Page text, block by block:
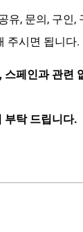
유, 문의, 구인,
주시면 됩니다.
스페인과 관련
부탁 드립니다.